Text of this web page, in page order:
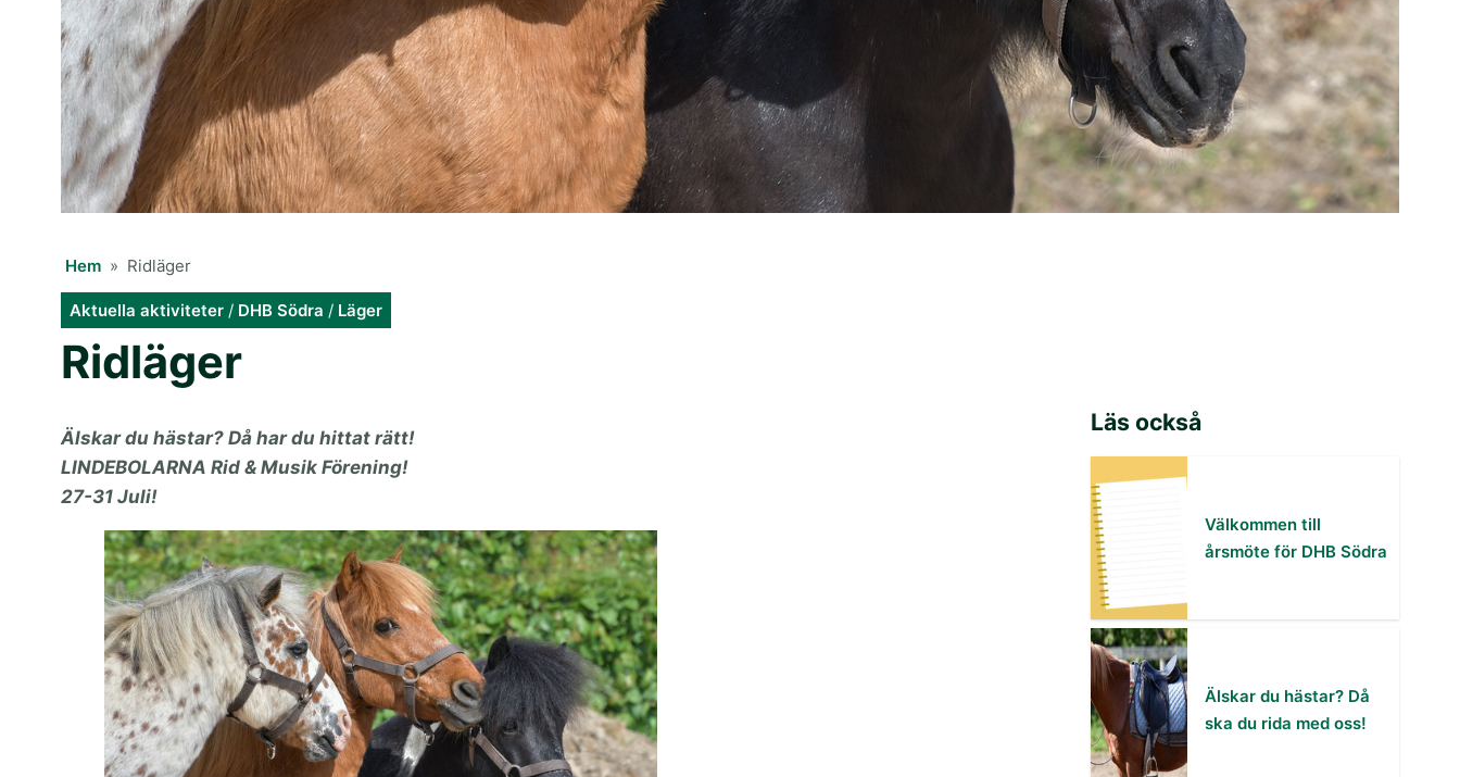
Hem » Ridläger
Aktuella aktiviteter / DHB Södra / Läger
Ridläger
Älskar du hästar? Då har du hittat rätt!
LINDEBOLARNA Rid & Musik Förening!
27-31 Juli!
Läs också
Välkommen till
årsmöte för DHB Södra
Älskar du hästar? Då
ska du rida med oss!